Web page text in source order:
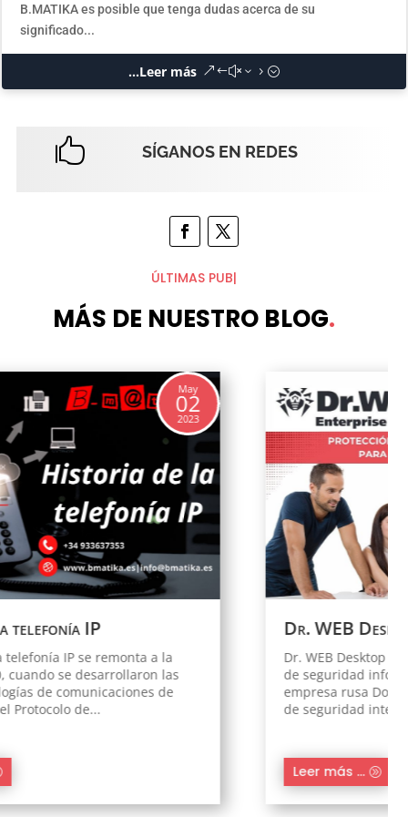
B.MATIKA es posible que tenga dudas acerca de su
significado...
...Leer más
 SÍGANOS EN REDES
ÚLTIMAS PUBLIC
MÁS DE NUESTRO BLOG.
May
16
2023
Dr. WEB Desktop Security Suite
Dr. WEB Desktop Security Suite es un software
de seguridad informática desarrollado por la
empresa rusa Doctor Web. Se trata de una suite
de seguridad integral diseñada...